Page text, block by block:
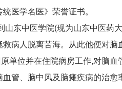
医学名医》荣誉证书。
山东中医学院(现为山东中医药
病人脱离苦海。从此他便对
单位并在住院病房工作,对脑
管、脑中风及脑瘫疾病的治愈